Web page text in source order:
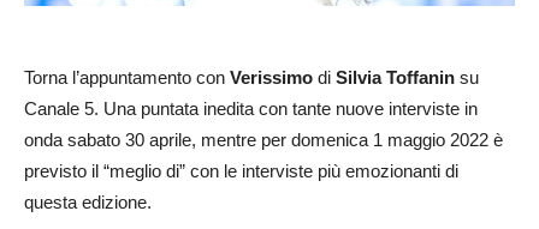
Torna l’appuntamento con Verissimo di Silvia Toffanin su
Canale 5. Una puntata inedita con tante nuove interviste in
onda sabato 30 aprile, mentre per domenica 1 maggio 2022 è
previsto il “meglio di” con le interviste più emozionanti di
questa edizione.